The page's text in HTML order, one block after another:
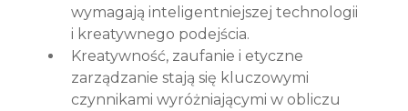
wymagają inteligentniejszej technologii
i kreatywnego podejścia.
Kreatywność, zaufanie i etyczne
zarządzanie stają się kluczowymi
czynnikami wyróżniającymi w obliczu